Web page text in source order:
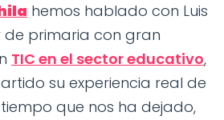
hemos hablado con Luis
de primaria con gran
TIC en el sector educativo,
su experiencia real de
que nos ha dejado,